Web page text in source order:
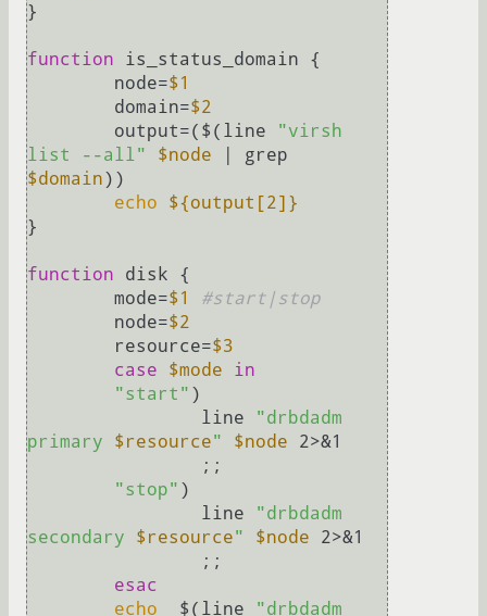
}
function is_status_domain {
	node=
$1
	domain=
$2
	output=($(line
"virsh
list --all"
$node
$domain))
echo
${output[2]}
}
function disk {
	mode=
$1
#start|stop
	node=
$2
	resource=
$3
case
$mode
in
"start" )
		line
"drbdadm
primary $resource" $node 2>&1
"stop" )
		line
"drbdadm
secondary $resource" $node 2>&1
esac
echo
  $(line
"drbdadm